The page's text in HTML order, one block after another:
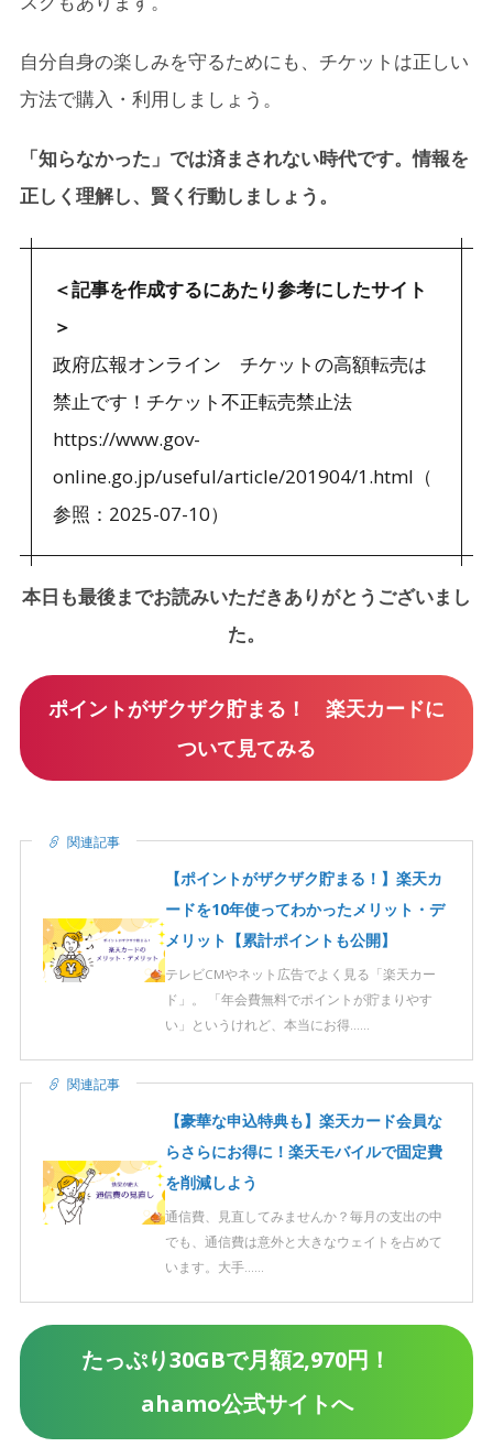
自分自身の楽しみを守るためにも、チケットは正しい
方法で購入・利用しましょう。
「知らなかった」では済まされない時代です。情報を
正しく理解し、賢く行動しましょう。
＜記事を作成するにあたり参考にしたサイト
＞
政府広報オンライン チケットの高額転売は
禁止です！チケット不正転売禁止法
https://www.gov-
online.go.jp/useful/article/201904/1.html（
参照：2025-07-10）
本日も最後までお読みいただきありがとうございまし
た。
ポイントがザクザク貯まる！ 楽天カードに
ついて見てみる
関連記事
【ポイントがザクザク貯まる！】楽天カ
ードを10年使ってわかったメリット・デ
メリット【累計ポイントも公開】
テレビCMやネット広告でよく見る「楽天カー
ド」。 「年会費無料でポイントが貯まりやす
い」というけれど、本当にお得……
関連記事
【豪華な申込特典も】楽天カード会員な
らさらにお得に！楽天モバイルで固定費
を削減しよう
通信費、見直してみませんか？毎月の支出の中
でも、通信費は意外と大きなウェイトを占めて
います。大手……
たっぷり30GBで月額2,970円！
ahamo公式サイトへ